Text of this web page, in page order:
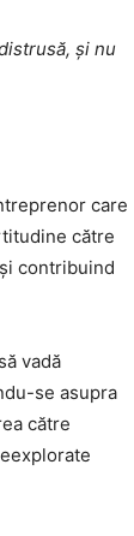
și nu
care
către
contribuind
vadă
se asupra
către